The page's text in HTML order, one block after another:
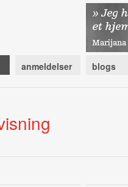
anmeldelser blogs